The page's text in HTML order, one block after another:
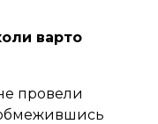
варто
провели